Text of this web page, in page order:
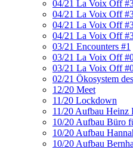
04/21 La Voix Off
04/21 La Voix Off
04/21 La Voix Off
04/21 La Voix Off
03/21 Encounters #1
03/21 La Voix Off
03/21 La Voix Off
02/21 Ökosystem
12/20 Meet
11/20 Lockdown
11/20 Aufbau Heinz
10/20 Aufbau Büro
10/20 Aufbau
10/20 Aufbau